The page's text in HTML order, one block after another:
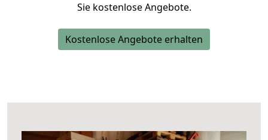
Sie kostenlose Angebote.
Kostenlose Angebote erhalten